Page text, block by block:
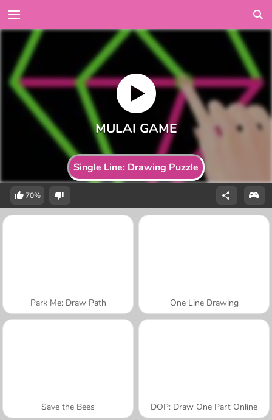
Single Line: Drawing Puzzle
70%
Park Me: Draw Path One Line Drawing
Save the Bees DOP: Draw One Part Online